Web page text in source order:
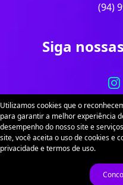
(94)
Siga
Portal Cidade Atual.
os direitos
Utilizamos cookies que o
para garantir a melhor experiência
desempenho do nosso site e
site, você aceita o uso de cookies e
privacidade e termos de uso.